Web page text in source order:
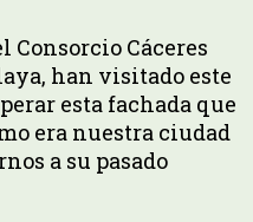
Consorcio Cáceres
han visitado este
esta fachada que
era nuestra ciudad
a su pasado